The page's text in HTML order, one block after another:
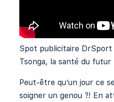
Spot publicitaire DrSport
Tsonga, la santé du futur
Peut-être qu’un jour ce
soigner un genou ?! En